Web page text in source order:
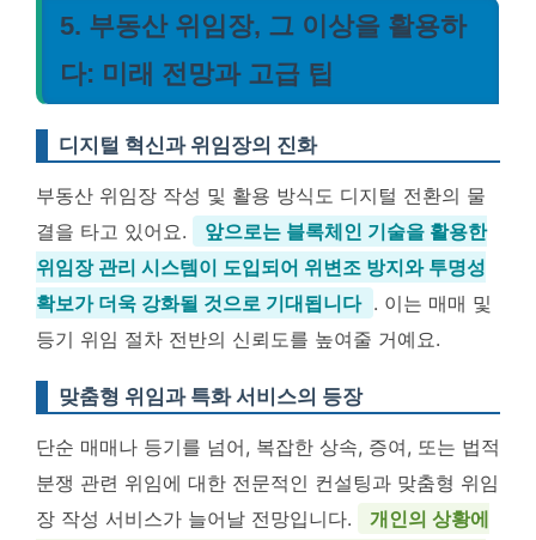
5. 부동산 위임장, 그 이상을 활용하
다: 미래 전망과 고급 팁
디지털 혁신과 위임장의 진화
부동산 위임장 작성 및 활용 방식도 디지털 전환의 물
결을 타고 있어요.
앞으로는 블록체인 기술을 활용한
위임장 관리 시스템이 도입되어 위변조 방지와 투명성
확보가 더욱 강화될 것으로 기대됩니다 . 이는 매매 및
등기 위임 절차 전반의 신뢰도를 높여줄 거예요.
맞춤형 위임과 특화 서비스의 등장
단순 매매나 등기를 넘어, 복잡한 상속, 증여, 또는 법적
분쟁 관련 위임에 대한 전문적인 컨설팅과 맞춤형 위임
장 작성 서비스가 늘어날 전망입니다.
개인의 상황에